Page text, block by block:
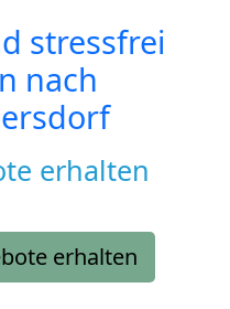
stressfrei
nach
erhalten
erhalten